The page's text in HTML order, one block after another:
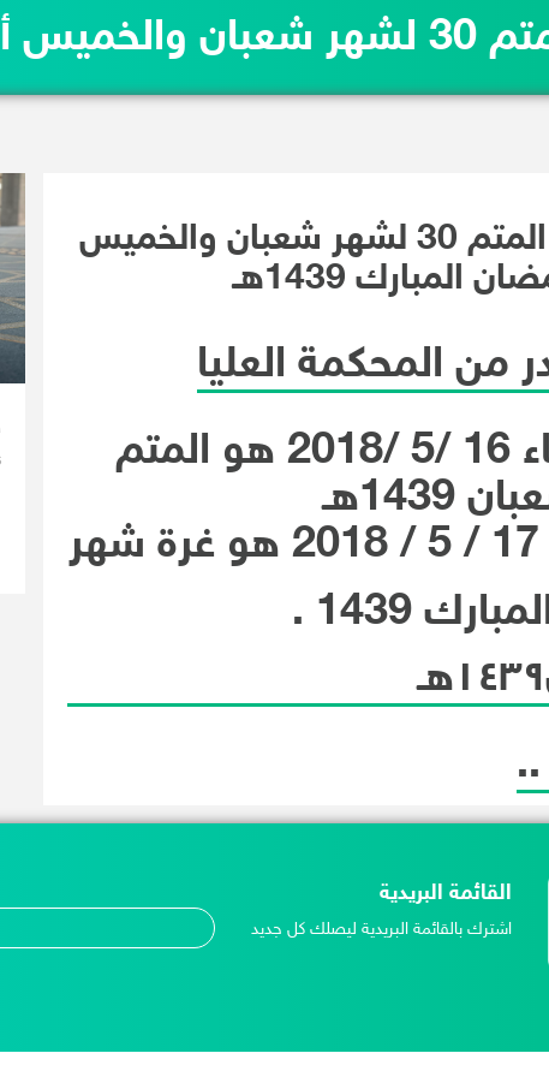
اليوم الأربعاء هو المتم 30
اليوم الأربعاء هو المتم 30 لشهر شعبان والخميس
1439هـ
من المحكمة العليا
فإن يوم الأربعاء 16 /5 /2018 هو المتم
1439 .
القائمة البريدية
اشترك بالقائمة البريدية ليصلك كل جديد